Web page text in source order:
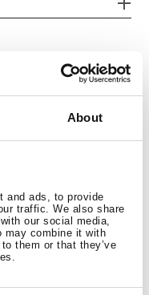
About
and ads, to provide
traffic. We also share
our social media,
may combine it with
them or that they’ve